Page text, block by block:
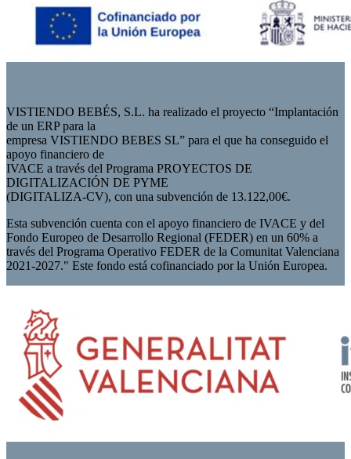
VISTIENDO BEBÉS, S.L. ha realizado el proyecto “Implantación
de un ERP para la
empresa VISTIENDO BEBES SL” para el que ha conseguido el
apoyo financiero de
IVACE a través del Programa PROYECTOS DE
DIGITALIZACIÓN DE PYME
(DIGITALIZA-CV), con una subvención de 13.122,00€.
Esta subvención cuenta con el apoyo financiero de IVACE y del
Fondo Europeo de Desarrollo Regional (FEDER) en un 60% a
través del Programa Operativo FEDER de la Comunitat Valenciana
2021-2027." Este fondo está cofinanciado por la Unión Europea.